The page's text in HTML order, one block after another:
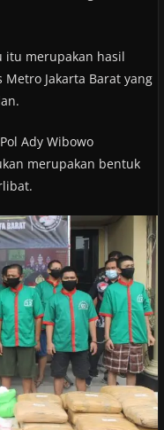
itu merupakan hasil
Jakarta Barat yang
Ady Wibowo
merupakan bentuk